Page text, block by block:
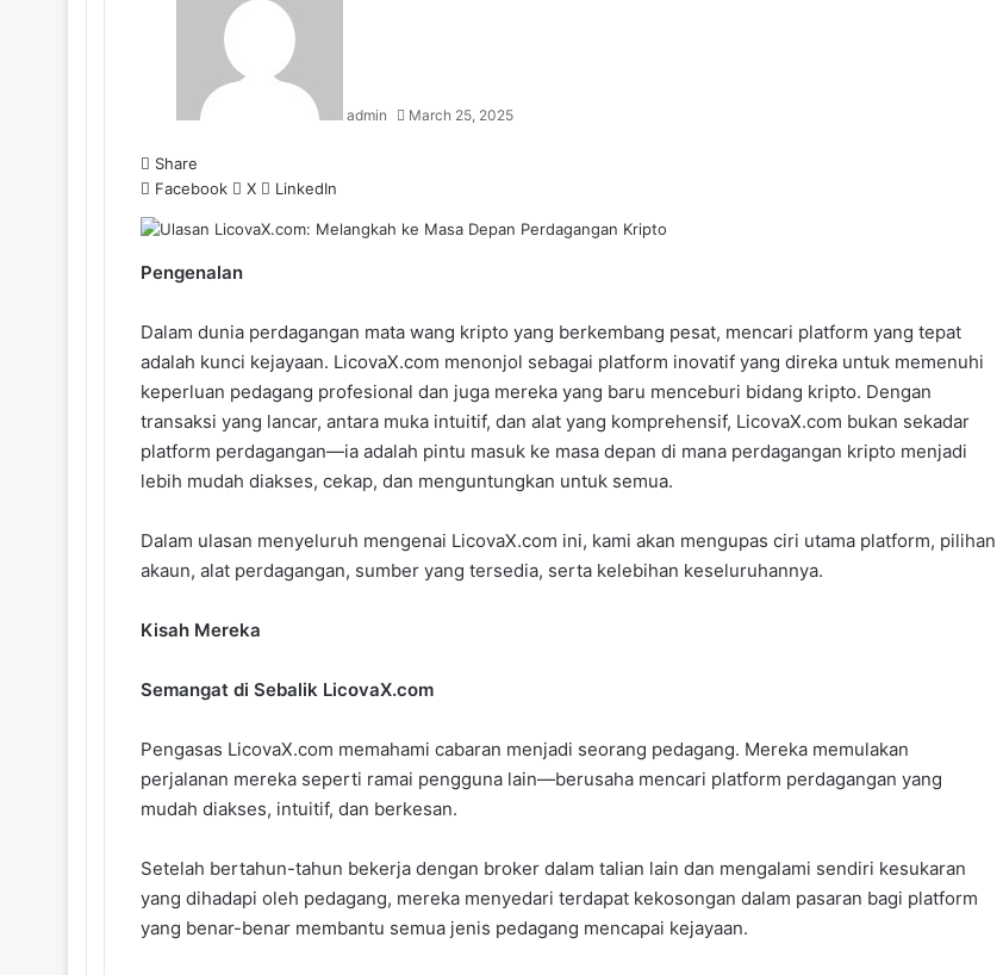
admin March 25, 2025
Share
Facebook
X LinkedIn
Pengenalan
Dalam dunia perdagangan mata wang kripto yang berkembang pesat, mencari platform yang tepat
adalah kunci kejayaan. LicovaX.com menonjol sebagai platform inovatif yang direka untuk memenuhi
keperluan pedagang profesional dan juga mereka yang baru menceburi bidang kripto. Dengan
transaksi yang lancar, antara muka intuitif, dan alat yang komprehensif, LicovaX.com bukan sekadar
platform perdagangan—ia adalah pintu masuk ke masa depan di mana perdagangan kripto menjadi
lebih mudah diakses, cekap, dan menguntungkan untuk semua.
Dalam ulasan menyeluruh mengenai LicovaX.com ini, kami akan mengupas ciri utama platform, pilihan
akaun, alat perdagangan, sumber yang tersedia, serta kelebihan keseluruhannya.
Kisah Mereka
Semangat di Sebalik LicovaX.com
Pengasas LicovaX.com memahami cabaran menjadi seorang pedagang. Mereka memulakan
perjalanan mereka seperti ramai pengguna lain—berusaha mencari platform perdagangan yang
mudah diakses, intuitif, dan berkesan.
Setelah bertahun-tahun bekerja dengan broker dalam talian lain dan mengalami sendiri kesukaran
yang dihadapi oleh pedagang, mereka menyedari terdapat kekosongan dalam pasaran bagi platform
yang benar-benar membantu semua jenis pedagang mencapai kejayaan.